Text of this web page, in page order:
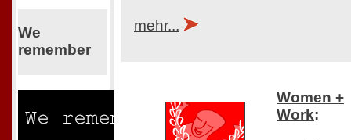
We
remember
mehr...
Women +
Work: